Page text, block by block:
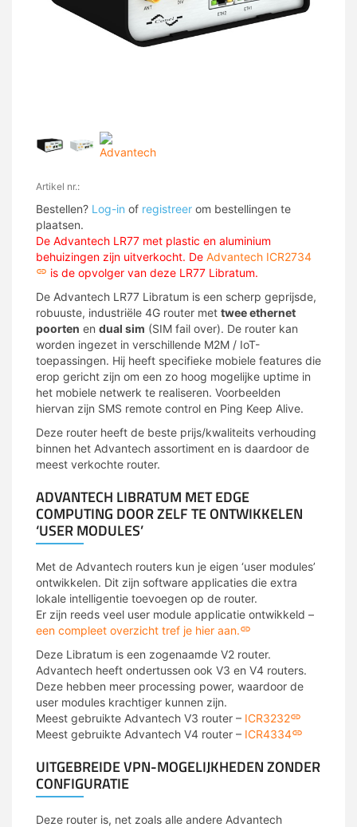
Artikel nr.:
Bestellen? Log-in of registreer om bestellingen te
plaatsen.
De Advantech LR77 met plastic en aluminium
behuizingen zijn uitverkocht. De Advantech ICR2734
is de opvolger van deze LR77 Libratum.
De Advantech LR77 Libratum is een scherp geprijsde,
robuuste, industriële 4G router met twee ethernet
poorten en dual sim (SIM fail over). De router kan
worden ingezet in verschillende M2M / IoT-
toepassingen. Hij heeft specifieke mobiele features die
erop gericht zijn om een zo hoog mogelijke uptime in
het mobiele netwerk te realiseren. Voorbeelden
hiervan zijn SMS remote control en Ping Keep Alive.
Deze router heeft de beste prijs/kwaliteits verhouding
binnen het Advantech assortiment en is daardoor de
meest verkochte router.
ADVANTECH LIBRATUM MET EDGE
COMPUTING DOOR ZELF TE ONTWIKKELEN
‘USER MODULES’
Met de Advantech routers kun je eigen ‘user modules’
ontwikkelen. Dit zijn software applicaties die extra
lokale intelligentie toevoegen op de router.
Er zijn reeds veel user module applicatie ontwikkeld –
een compleet overzicht tref je hier aan.
Deze Libratum is een zogenaamde V2 router.
Advantech heeft ondertussen ook V3 en V4 routers.
Deze hebben meer processing power, waardoor de
user modules krachtiger kunnen zijn.
Meest gebruikte Advantech V3 router – ICR3232
Meest gebruikte Advantech V4 router – ICR4334
UITGEBREIDE VPN-MOGELIJKHEDEN ZONDER
CONFIGURATIE
Deze router is, net zoals alle andere Advantech